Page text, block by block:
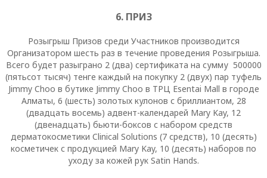
6. ПРИЗ
Розыгрыш Призов среди Участников производится
Организатором шесть раз в течение проведения Розыгрыша.
Всего будет разыграно 2 (два) сертификата на сумму 500000
(пятьсот тысяч) тенге каждый на покупку 2 (двух) пар туфель
Jimmy Choo в бутике Jimmy Choo в ТРЦ Esentai Mall в городе
Алматы, 6 (шесть) золотых кулонов с бриллиантом, 28
(двадцать восемь) адвент-календарей Mary Kay, 12
(двенадцать) бьюти-боксов с набором средств
дерматокосметики Clinical Solutions (7 средств), 10 (десять)
косметичек с продукцией Mary Kay, 10 (десять) наборов по
уходу за кожей рук Satin Hands.